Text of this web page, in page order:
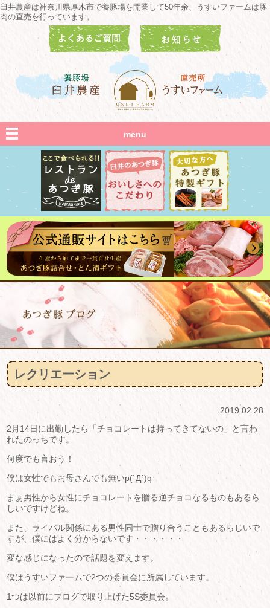
臼井農産は神奈川県厚木市で養豚場を開業して50年余、うすいファームは豚
肉の直売を行っています。
menu
レクリエーション
2019.02.28
2月14日に出勤したら「チョコレートは持ってきてないの」と言わ
れたのっちです。
何度でも言おう！
僕は女性でもお母さんでも無いp(`Д´)q
まぁ男性から女性にチョコレートを贈る逆チョコなるものもあるら
しいですけどね。
また、ライバル関係にある男性同士で贈り合うこともあるらしいで
すが、僕にはよく分からないです・・・・・・
変な感じになったので話題を変えます。
僕はうすいファームで2つの委員会に所属しています。
1つは以前にブログで取り上げた5S委員会。